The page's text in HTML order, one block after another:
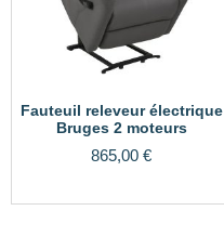
Fauteuil releveur électrique
Bruges 2 moteurs
865,00 €